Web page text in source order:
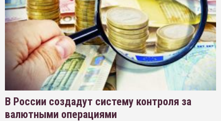
В России создадут систему контроля за
валютными операциями